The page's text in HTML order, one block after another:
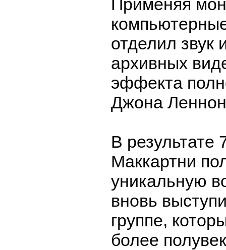
Применяя
отделил звук
архивных
эффекта
Джона
В результате
Маккартни
уникальную
вновь
группе,
более